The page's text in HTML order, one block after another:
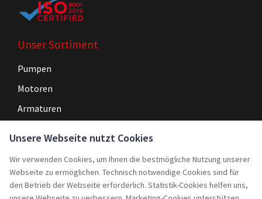
Unser Sortiment
Pumpen
Motoren
Armaturen
Navigation
Home
Unsere Webseite nutzt Cookies
Wir verwenden Cookies, um Ihnen die bestmögliche Nutzung unserer
Webseite zu ermöglichen. Technisch notwendige Cookies sind für
den Betrieb der Webseite erforderlich. Statistik-Cookies helfen uns,